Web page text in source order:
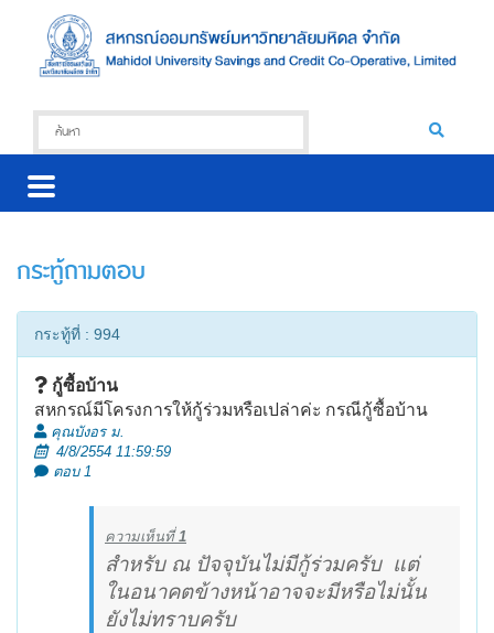
กระทู้ถามตอบ
กระทู้ที่ : 994
กู้ซื้อบ้าน
สหกรณ์มีโครงการให้กู้ร่วมหรือเปล่าค่ะ กรณีกู้ซื้อบ้าน
คุณบังอร ม.
4/8/2554 11:59:59
ตอบ 1
ความเห็นที่1
สำหรับ ณ ปัจจุบันไม่มีกู้ร่วมครับ แต่
ในอนาคตข้างหน้าอาจจะมีหรือไม่นั้น
ยังไม่ทราบครับ